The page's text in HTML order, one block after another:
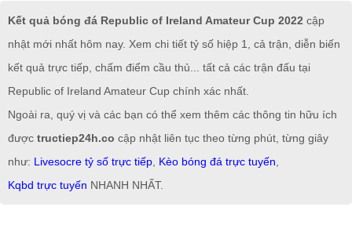
Kết quả bóng đá Republic of Ireland Amateur Cup 2022 cập
nhật mới nhất hôm nay. Xem chi tiết tỷ số hiệp 1, cả trận, diễn biến
kết quả trực tiếp, chấm điểm cầu thủ... tất cả các trận đấu tại
Republic of Ireland Amateur Cup chính xác nhất.
Ngoài ra, quý vị và các bạn có thể xem thêm các thông tin hữu ích
được tructiep24h.co cập nhật liên tục theo từng phút, từng giây
như: Livesocre tỷ số trực tiếp Kèo bóng đá trực tuyến
Kqbd trực tuyến NHANH NHẤT.